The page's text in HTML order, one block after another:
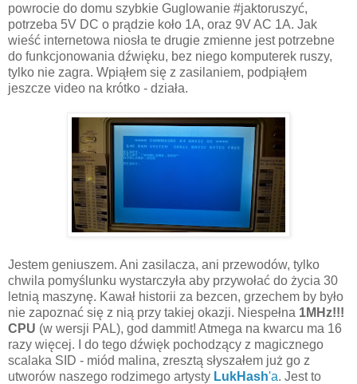
powrocie do domu szybkie Guglowanie #jaktoruszyć,
potrzeba 5V DC o prądzie koło 1A, oraz 9V AC 1A. Jak
wieść internetowa niosła te drugie zmienne jest potrzebne
do funkcjonowania dźwięku, bez niego komputerek ruszy,
tylko nie zagra. Wpiąłem się z zasilaniem, podpiąłem
jeszcze video na krótko - działa.
Jestem geniuszem. Ani zasilacza, ani przewodów, tylko
chwila pomyślunku wystarczyła aby przywołać do życia 30
letnią maszynę. Kawał historii za bezcen, grzechem by było
nie zapoznać się z nią przy takiej okazji. Niespełna 1MHz!!!
CPU (w wersji PAL), god dammit! Atmega na kwarcu ma 16
razy więcej. I do tego dźwięk pochodzący z magicznego
scalaka SID - miód malina, zresztą słyszałem już go z
utworów naszego rodzimego artysty LukHash'a. Jest to